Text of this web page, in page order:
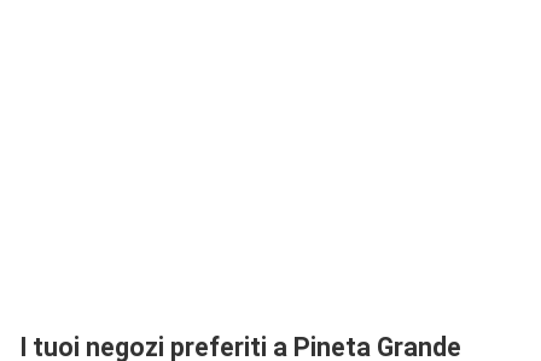
I tuoi negozi preferiti a Pineta Grande